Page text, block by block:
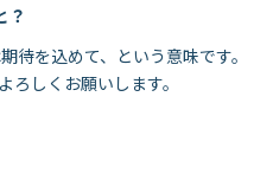
？
待を込めて、という意味です。
ろしくお願いします。